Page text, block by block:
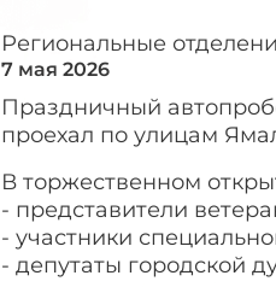
Региональные
7 мая 2026
Праздничный
проехал по улицам
В торжественном
- представители
- участники
- депутаты городской